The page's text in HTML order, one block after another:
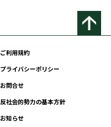
ご利用規約
プライバシーポリシー
お問合せ
反社会的勢力の基本方針
お知らせ